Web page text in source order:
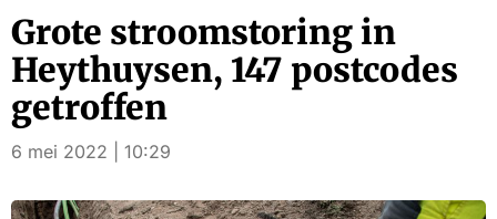
Grote stroomstoring in
Heythuysen, 147 postcodes
getroffen
6 mei 2022 | 10:29